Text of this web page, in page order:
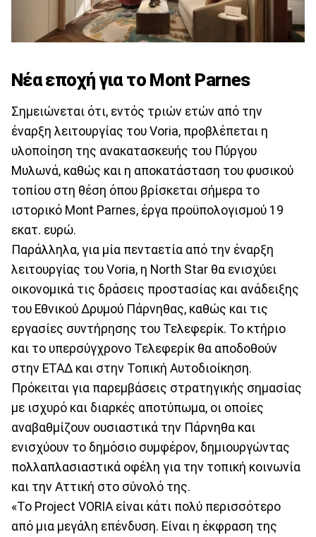
Νέα εποχή για το Mont Parnes
Σημειώνεται ότι, εντός τριών ετών από την
έναρξη λειτουργίας του Voria, προβλέπεται η
υλοποίηση της ανακατασκευής του Πύργου
Μυλωνά, καθώς και η αποκατάσταση του φυσικού
τοπίου στη θέση όπου βρίσκεται σήμερα το
ιστορικό Mont Parnes, έργα προϋπολογισμού 19
εκατ. ευρώ.
Παράλληλα, για μία πενταετία από την έναρξη
λειτουργίας του Voria, η North Star θα ενισχύει
οικονομικά τις δράσεις προστασίας και ανάδειξης
του Εθνικού Δρυμού Πάρνηθας, καθώς και τις
εργασίες συντήρησης του Τελεφερίκ. Το κτήριο
και το υπερσύγχρονο Τελεφερίκ θα αποδοθούν
στην ΕΤΑΔ και στην Τοπική Αυτοδιοίκηση.
Πρόκειται για παρεμβάσεις στρατηγικής σημασίας
με ισχυρό και διαρκές αποτύπωμα, οι οποίες
αναβαθμίζουν ουσιαστικά την Πάρνηθα και
ενισχύουν το δημόσιο συμφέρον, δημιουργώντας
πολλαπλασιαστικά οφέλη για την τοπική κοινωνία
και την Αττική στο σύνολό της.
«Το Project VORIA είναι κάτι πολύ περισσότερο
από μια μεγάλη επένδυση. Είναι η έκφραση της